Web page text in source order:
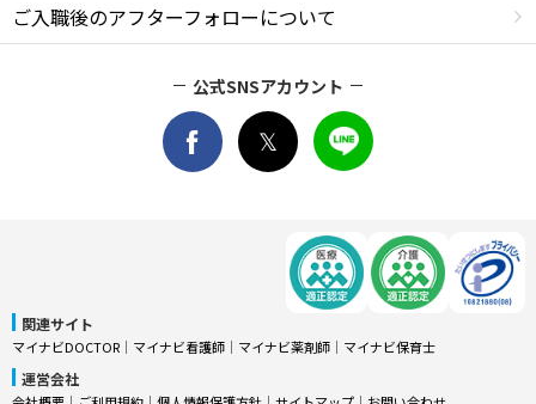
ご入職後のアフターフォローについて
公式SNSアカウント
関連サイト
マイナビDOCTOR │ マイナビ看護師 │ マイナビ薬剤師 │ マイナビ保育士
運営会社